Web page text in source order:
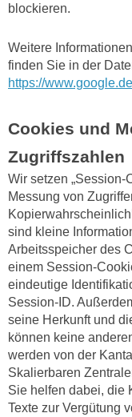
blockieren.
Weitere
finden Sie in der
https://
Cookies und
Zugriffszahlen
Wir setzen „Session-
Messung von
sind kleine
Arbeitsspeicher des
einem Session-
eindeutige
Session-ID.
seine Herkunft und
können keine
werden von der
Skalierbaren
Sie helfen dabei, die
Texte zur Vergütung